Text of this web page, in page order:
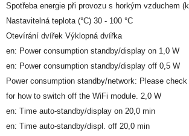
Spotřeba energie při provozu s horkým vzduchem
Nastavitelná teplota (°C) 30 - 100 °C
Otevírání dvířek Výklopná dvířka
en: Power consumption standby/display on 1,0 W
en: Power consumption standby/display off 0,5 W
Power consumption standby/network: Please check
for how to switch off the WiFi module. 2,0 W
en: Time auto-standby/display on 20,0 min
en: Time auto-standby/displ. off 20,0 min